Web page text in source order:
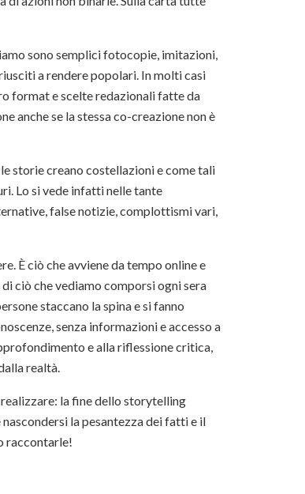
sono semplici fotocopie, imitazioni,
a rendere popolari. In molti casi
format e scelte redazionali fatte da
anche se la stessa co-creazione non è
storie creano costellazioni e come tali
Lo si vede infatti nelle tante
false notizie, complottismi vari,
È ciò che avviene da tempo online e
ciò che vediamo comporsi ogni sera
staccano la spina e si fanno
senza informazioni e accesso a
e alla riflessione critica,
realtà.
la fine dello storytelling
la pesantezza dei fatti e il
raccontarle!